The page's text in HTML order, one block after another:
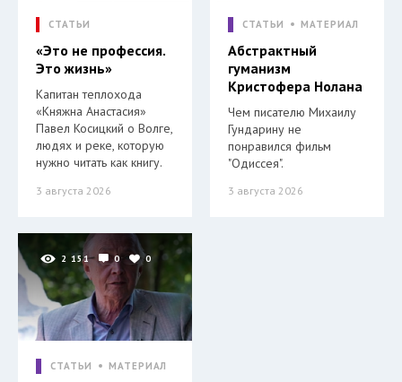
СТАТЬИ
«Это не профессия.
Это жизнь»
Капитан теплохода
«Княжна Анастасия»
Павел Косицкий о Волге,
людях и реке, которую
нужно читать как книгу.
3 августа 2026
СТАТЬИ МАТЕРИАЛ
Абстрактный
гуманизм
Кристофера Нолана
Чем писателю Михаилу
Гундарину не
понравился фильм
"Одиссея".
3 августа 2026
2 151 0 0
СТАТЬИ МАТЕРИАЛ